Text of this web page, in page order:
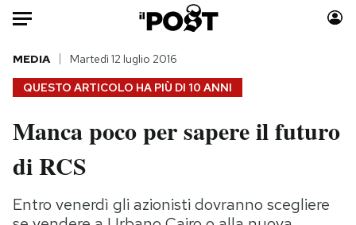
HOME
Italia
Politica
Tecnologia
Moda
Storie/Idee
QUESTO ARTICOLO HA PIÙ DI 10 ANNI
MEDIA Martedì 12 luglio 2016
Manca poco per sapere il futuro
di RCS
Entro venerdì gli azionisti dovranno scegliere